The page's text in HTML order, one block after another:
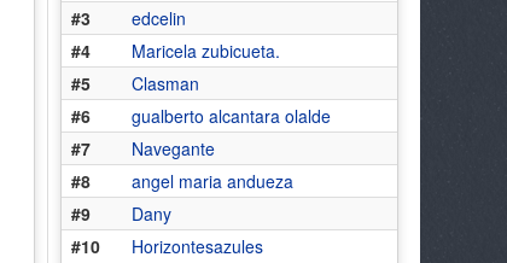
#3
edcelin
#4
Maricela zubicueta.
#5
Clasman
#6
gualberto alcantara olalde
#7
Navegante
#8
angel maria andueza
#9
Dany
#10
Horizontesazules